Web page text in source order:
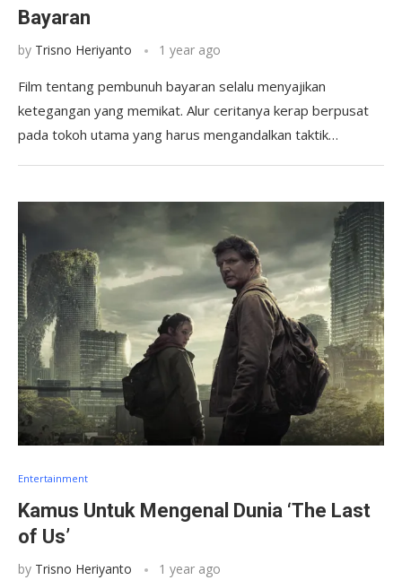
Bayaran
by Trisno Heriyanto 1 year ago
Film tentang pembunuh bayaran selalu menyajikan
ketegangan yang memikat. Alur ceritanya kerap berpusat
pada tokoh utama yang harus mengandalkan taktik…
Entertainment
Kamus Untuk Mengenal Dunia ‘The Last
of Us’
by Trisno Heriyanto 1 year ago